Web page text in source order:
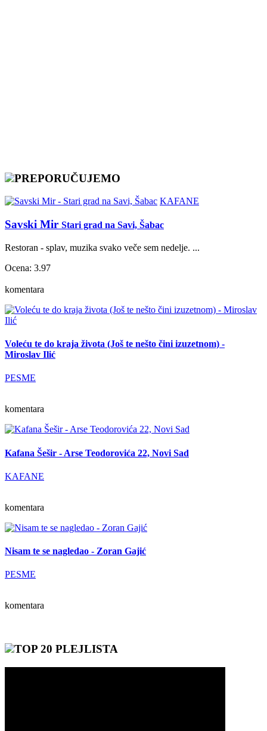
PREPORUČUJEMO
KAFANE
Savski Mir Stari grad na Savi, Šabac
Restoran - splav, muzika svako veče sem nedelje. ...
Ocena: 3.97
komentara
Voleću te do kraja života (Još te nešto čini izuzetnom) -
Miroslav Ilić
PESME
komentara
Kafana Šešir - Arse Teodorovića 22, Novi Sad
KAFANE
komentara
Nisam te se nagledao - Zoran Gajić
PESME
komentara
TOP 20 PLEJLISTA